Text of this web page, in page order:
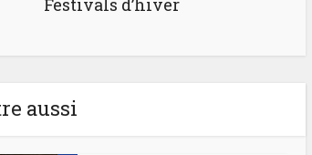
Festivals d’hiver
aussi